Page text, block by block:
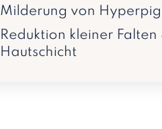
Milderung von
Reduktion kleiner
Hautschicht